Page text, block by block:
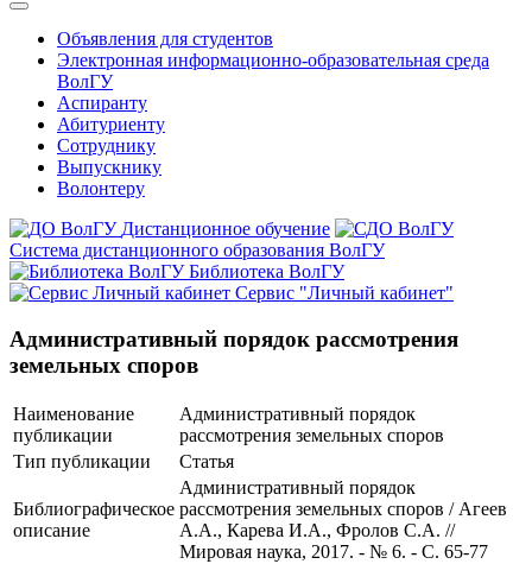
Объявления для студентов
Электронная информационно-образовательная среда
ВолГУ
Аспиранту
Абитуриенту
Сотруднику
Выпускнику
Волонтеру
Дистанционное обучение
Система дистанционного образования ВолГУ
Библиотека ВолГУ
Сервис "Личный кабинет"
Административный порядок рассмотрения
земельных споров
Наименование
публикации
Административный порядок
рассмотрения земельных споров
Тип публикации
Статья
Библиографическое
описание
Административный порядок
рассмотрения земельных споров / Агеев
А.А., Карева И.А., Фролов С.А. //
Мировая наука, 2017. - № 6. - С. 65-77